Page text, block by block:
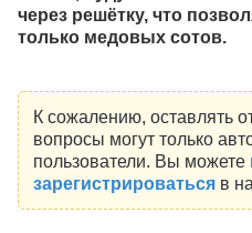
через решётку, что
только медовых сотов.
К сожалению, оставлять
вопросы могут только
пользователи. Вы можете
зарегистрироватьсяв